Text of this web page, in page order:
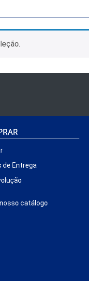
de Entrega
catálogo